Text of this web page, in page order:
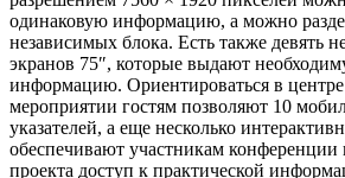
одинаковую информацию, а можно
независимых блока. Есть также девять
экранов 75″, которые выдают
информацию. Ориентироваться в
мероприятии гостям позволяют 10
указателей, а еще несколько
обеспечивают участникам
проекта доступ к практической